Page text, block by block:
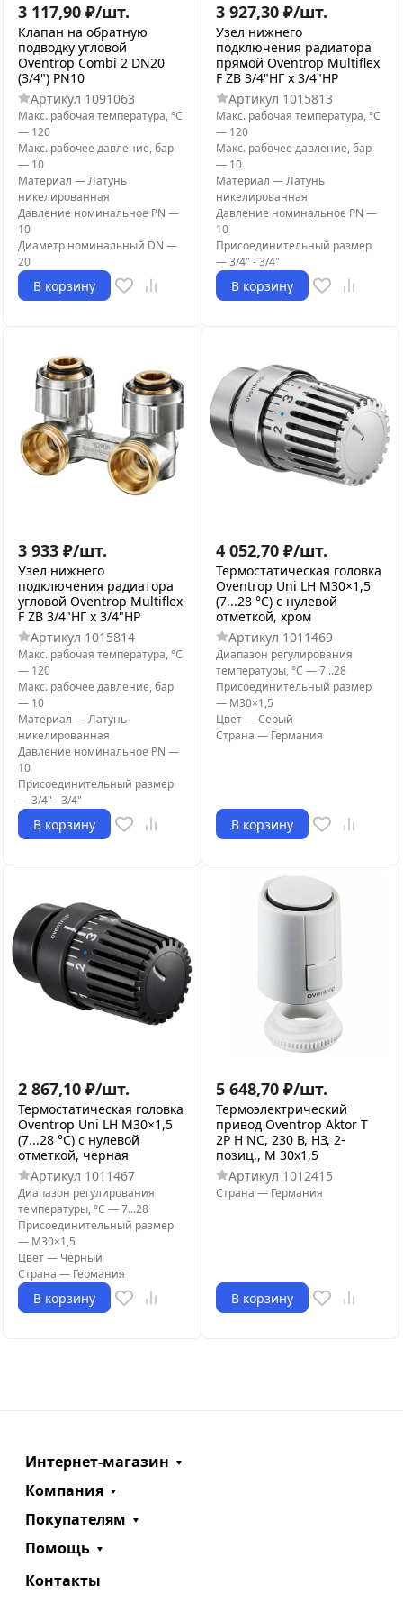
3 117,90 ₽/шт.
Клапан на обратную
подводку угловой
Oventrop Combi 2 DN20
(3/4") PN10
Артикул 1091063
Макс. рабочая температура, °С
— 120
Макс. рабочее давление, бар
— 10
Материал —Латунь
никелированная
Давление номинальное PN —
10
Диаметр номинальный DN —
20
В корзину
3 927,30 ₽/шт.
Узел нижнего
подключения радиатора
прямой Oventrop Мultiflex
F ZB 3/4"НГ x 3/4"НР
Артикул 1015813
Макс. рабочая температура, °С
— 120
Макс. рабочее давление, бар
— 10
Материал —Латунь
никелированная
Давление номинальное PN —
10
Присоединительный размер
—3/4" - 3/4"
В корзину
3 933 ₽/шт.
Узел нижнего
подключения радиатора
угловой Oventrop Мultiflex
F ZB 3/4"НГ x 3/4"НР
Артикул 1015814
Макс. рабочая температура, °С
— 120
Макс. рабочее давление, бар
— 10
Материал —Латунь
никелированная
Давление номинальное PN —
10
Присоединительный размер
—3/4" - 3/4"
В корзину
4 052,70 ₽/шт.
Термостатическая головка
Oventrop Uni LH М30×1,5
(7...28 °C) с нулевой
отметкой, хром
Артикул 1011469
Диапазон регулирования
температуры, °С —7...28
Присоединительный размер
— M30×1,5
Цвет—Серый
Страна — Германия
В корзину
2 867,10 ₽/шт.
Термостатическая головка
Oventrop Uni LH М30×1,5
(7...28 °C) с нулевой
отметкой, черная
Артикул 1011467
Диапазон регулирования
температуры, °С —7...28
Присоединительный размер
— M30×1,5
Цвет— Черный
Страна — Германия
В корзину
5 648,70 ₽/шт.
Термоэлектрический
привод Oventrop Aktor T
2P H NC, 230 В, НЗ, 2-
позиц., M 30x1,5
Артикул 1012415
Страна — Германия
В корзину
Интернет-магазин
Компания
Покупателям
Помощь
Контакты